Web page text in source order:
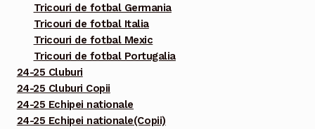
Tricouri de fotbal Germania
Tricouri de fotbal Italia
Tricouri de fotbal Mexic
Tricouri de fotbal Portugalia
24-25 Cluburi
24-25 Cluburi Copii
24-25 Echipei nationale
24-25 Echipei nationale(Copii)